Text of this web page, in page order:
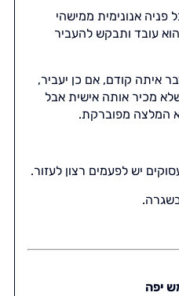
אנונימית ממישהי
עובד ותבקש להעביר
איתה קודם, אם כן יעביר,
מכיר אותה אישית אבל
המלצה מפוברקת.
יש לפעמים רצון לעזור.
יפה